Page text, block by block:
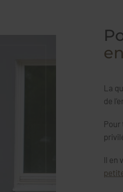
La
de
Il en